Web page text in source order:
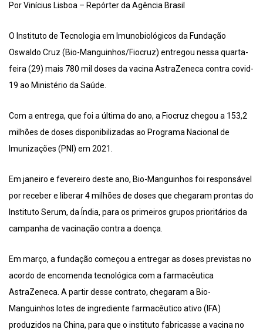
Por Vinícius Lisboa – Repórter da Agência Brasil
O Instituto de Tecnologia em Imunobiológicos da Fundação
Oswaldo Cruz (Bio-Manguinhos/Fiocruz) entregou nessa quarta-
feira (29) mais 780 mil doses da vacina AstraZeneca contra covid-
19 ao Ministério da Saúde.
Com a entrega, que foi a última do ano, a Fiocruz chegou a 153,2
milhões de doses disponibilizadas ao Programa Nacional de
Imunizações (PNI) em 2021.
Em janeiro e fevereiro deste ano, Bio-Manguinhos foi responsável
por receber e liberar 4 milhões de doses que chegaram prontas do
Instituto Serum, da Índia, para os primeiros grupos prioritários da
campanha de vacinação contra a doença.
Em março, a fundação começou a entregar as doses previstas no
acordo de encomenda tecnológica com a farmacêutica
AstraZeneca. A partir desse contrato, chegaram a Bio-
Manguinhos lotes de ingrediente farmacêutico ativo (IFA)
produzidos na China, para que o instituto fabricasse a vacina no